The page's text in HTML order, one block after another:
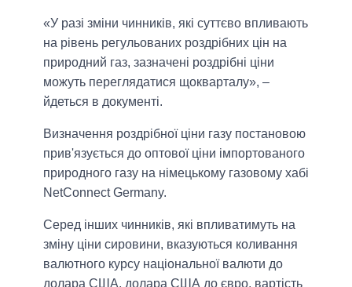
«У разі зміни чинників, які суттєво впливають
на рівень регульованих роздрібних цін на
природний газ, зазначені роздрібні ціни
можуть переглядатися щокварталу», –
йдеться в документі.
Визначення роздрібної ціни газу постановою
прив'язується до оптової ціни імпортованого
природного газу на німецькому газовому хабі
NetConnect Germany.
Серед інших чинників, які впливатимуть на
зміну ціни сировини, вказуються коливання
валютного курсу національної валюти до
долара США, долара США до євро, вартість